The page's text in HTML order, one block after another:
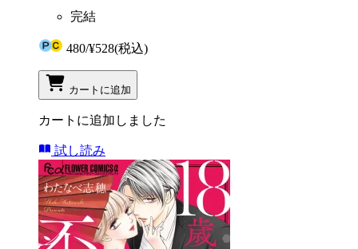
完結
480/¥528(税込)
カートに追加
カートに追加しました
試し読み